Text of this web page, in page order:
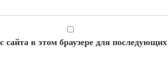
сайта в этом браузере для